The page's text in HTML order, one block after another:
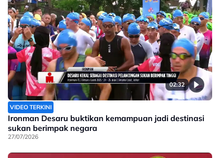
02:32
VIDEO TERKINI
Ironman Desaru buktikan kemampuan jadi destinasi
sukan berimpak negara
27/07/2026